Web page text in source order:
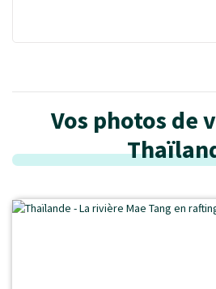
Vos photos de